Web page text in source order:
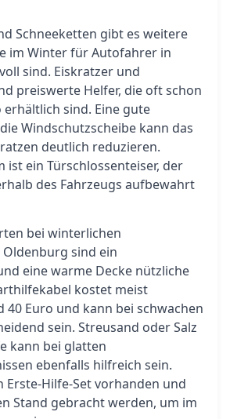
Schneeketten gibt es weitere
im Winter für Autofahrer in
sind. Eiskratzer und
preiswerte Helfer, die oft schon
sind. Eine gute
Windschutzscheibe kann das
deutlich reduzieren.
ist ein Türschlossenteiser, der
des Fahrzeugs aufbewahrt
bei winterlichen
sind ein
eine warme Decke nützliche
kostet meist
40 Euro und kann bei schwachen
sein. Streusand oder Salz
kann bei glatten
ebenfalls hilfreich sein.
Erste-Hilfe-Set vorhanden und
Stand gebracht werden, um im